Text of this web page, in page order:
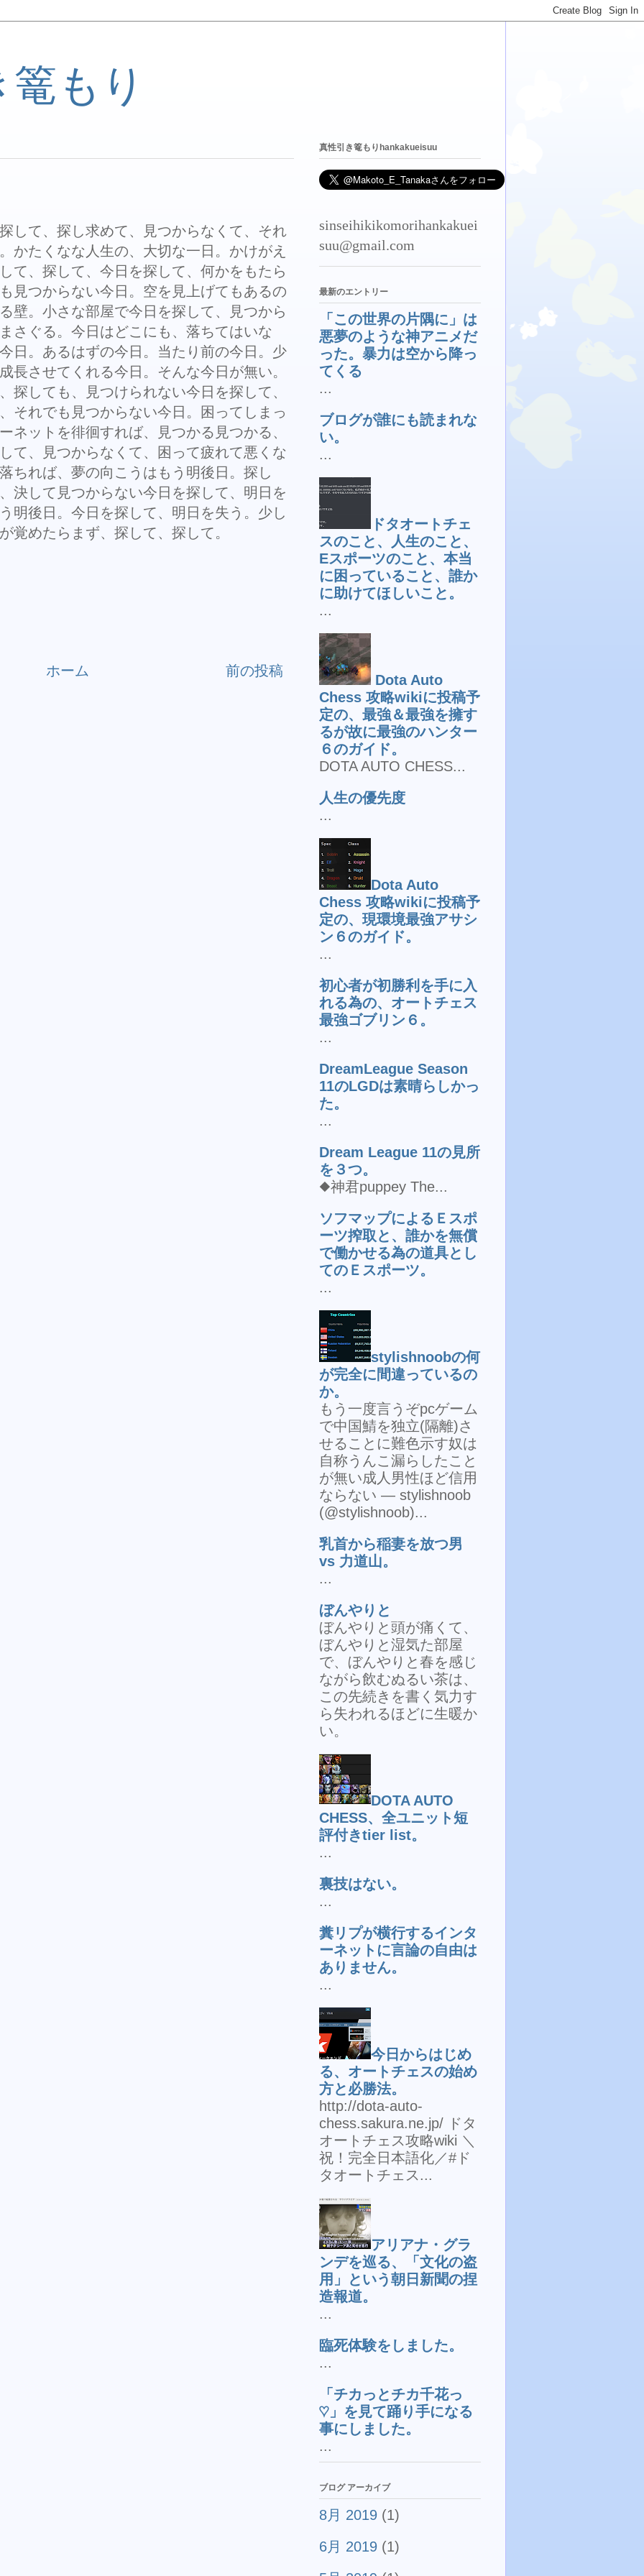
もり
して、探し求めて、見つからなくて、それ
かたくなな人生の、大切な一日。かけがえ
て、探して、今日を探して、何かをもたら
見つからない今日。空を見上げてもあるの
壁。小さな部屋で今日を探して、見つから
さぐる。今日はどこにも、落ちてはいな
日。あるはずの今日。当たり前の今日。少
長させてくれる今日。そんな今日が無い。
探しても、見つけられない今日を探して、
それでも見つからない今日。困ってしまっ
ネットを徘徊すれば、見つかる見つかる、
て、見つからなくて、困って疲れて悪くな
ちれば、夢の向こうはもう明後日。探し
決して見つからない今日を探して、明日を
明後日。今日を探して、明日を失う。少し
覚めたらまず、探して、探して。
前の投稿
ホーム
真性引き篭もりhankakueisuu
sinseihikikomorihankakuei
suu@gmail.com
最新のエントリー
「この世界の片隅に」は
悪夢のような神アニメだ
った。暴力は空から降っ
てくる
...
ブログが誰にも読まれな
い。
...
ドタオートチェ
スのこと、人生のこと、
Eスポーツのこと、本当
に困っていること、誰か
に助けてほしいこと。
...
Dota Auto
Chess 攻略wikiに投稿予
定の、最強＆最強を擁す
るが故に最強のハンター
６のガイド。
DOTA AUTO CHESS...
人生の優先度
...
Dota Auto
Chess 攻略wikiに投稿予
定の、現環境最強アサシ
ン６のガイド。
...
初心者が初勝利を手に入
れる為の、オートチェス
最強ゴブリン６。
...
DreamLeague Season
11のLGDは素晴らしかっ
た。
...
Dream League 11の見所
を３つ。
◆神君puppey The...
ソフマップによるＥスポ
ーツ搾取と、誰かを無償
で働かせる為の道具とし
てのＥスポーツ。
...
stylishnoobの何
が完全に間違っているの
か。
もう一度言うぞpcゲーム
で中国鯖を独立(隔離)さ
せることに難色示す奴は
自称うんこ漏らしたこと
が無い成人男性ほど信用
ならない — stylishnoob
(@stylishnoob)...
乳首から稲妻を放つ男
vs 力道山。
...
ぼんやりと
ぼんやりと頭が痛くて、
ぼんやりと湿気た部屋
で、ぼんやりと春を感じ
ながら飲むぬるい茶は、
この先続きを書く気力す
ら失われるほどに生暖か
い。
DOTA AUTO
CHESS、全ユニット短
評付きtier list。
...
裏技はない。
...
糞リプが横行するインタ
ーネットに言論の自由は
ありません。
...
今日からはじめ
る、オートチェスの始め
方と必勝法。
http://dota-auto-
chess.sakura.ne.jp/ ドタ
オートチェス攻略wiki ＼
祝！完全日本語化／#ド
タオートチェス...
アリアナ・グラ
ンデを巡る、「文化の盗
用」という朝日新聞の捏
造報道。
...
臨死体験をしました。
...
「チカっとチカ千花っ
♡」を見て踊り手になる
事にしました。
...
ブログ アーカイブ
8月 2019 (1)
6月 2019 (1)